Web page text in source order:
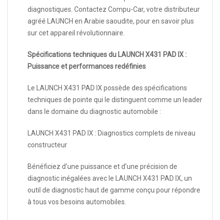
diagnostiques. Contactez Compu-Car, votre distributeur
agréé LAUNCH en Arabie saoudite, pour en savoir plus
sur cet appareil révolutionnaire.
Spécifications techniques du LAUNCH X431 PAD IX :
Puissance et performances redéfinies
Le LAUNCH X431 PAD IX possède des spécifications
techniques de pointe qui le distinguent comme un leader
dans le domaine du diagnostic automobile :
LAUNCH X431 PAD IX : Diagnostics complets de niveau
constructeur
Bénéficiez d’une puissance et d’une précision de
diagnostic inégalées avec le LAUNCH X431 PAD IX, un
outil de diagnostic haut de gamme conçu pour répondre
à tous vos besoins automobiles.